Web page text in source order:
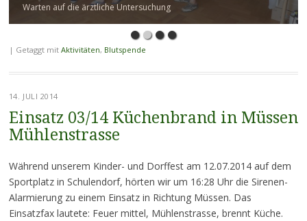
Warten auf die ärztliche Untersuchung
| Getaggt mit Aktivitäten, Blutspende
14. JULI 2014
Einsatz 03/14 Küchenbrand in Müssen
Mühlenstrasse
Während unserem Kinder- und Dorffest am 12.07.2014 auf dem
Sportplatz in Schulendorf, hörten wir um 16:28 Uhr die Sirenen-
Alarmierung zu einem Einsatz in Richtung Müssen. Das
Einsatzfax lautete: Feuer mittel, Mühlenstrasse, brennt Küche.